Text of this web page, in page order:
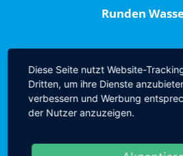
Runden
Diese Seite nutzt Website-
Dritten, um ihre Dienste
verbessern und Werbung
der Nutzer anzuzeigen.